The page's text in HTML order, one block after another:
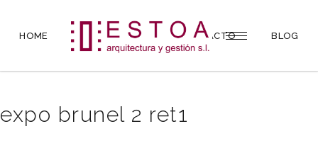
HOME PROYECTOS CONTACTO BLOG
expo brunel 2 ret1